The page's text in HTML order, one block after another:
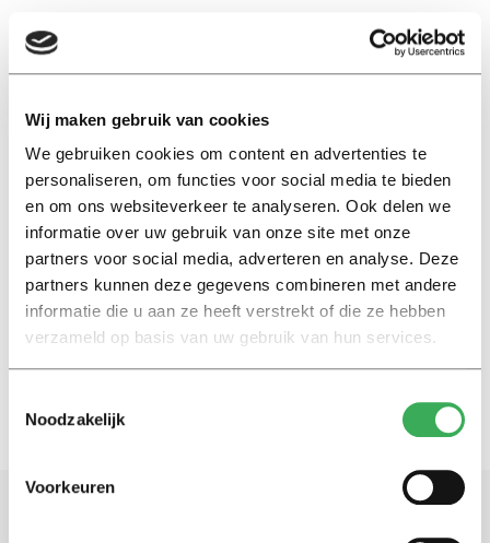
Wij maken gebruik van cookies
We gebruiken cookies om content en advertenties te
personaliseren, om functies voor social media te bieden
en om ons websiteverkeer te analyseren. Ook delen we
informatie over uw gebruik van onze site met onze
partners voor social media, adverteren en analyse. Deze
partners kunnen deze gegevens combineren met andere
informatie die u aan ze heeft verstrekt of die ze hebben
verzameld op basis van uw gebruik van hun services.
Noodzakelijk
Voorkeuren
EN
per vak
Achtergrond
Studenten pleiten voor
flexstuderen op Tilburg
University
18 mei 2016